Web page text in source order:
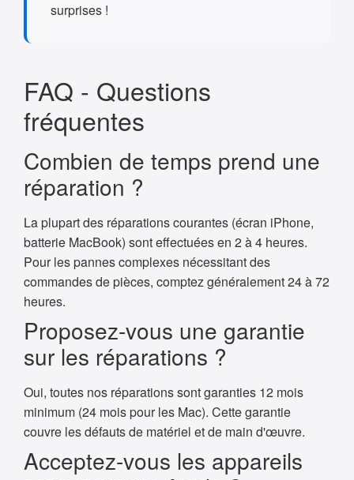
surprises !
FAQ - Questions
fréquentes
Combien de temps prend une
réparation ?
La plupart des réparations courantes (écran iPhone,
batterie MacBook) sont effectuées en 2 à 4 heures.
Pour les pannes complexes nécessitant des
commandes de pièces, comptez généralement 24 à 72
heures.
Proposez-vous une garantie
sur les réparations ?
Oui, toutes nos réparations sont garanties 12 mois
minimum (24 mois pour les Mac). Cette garantie
couvre les défauts de matériel et de main d'œuvre.
Acceptez-vous les appareils